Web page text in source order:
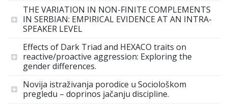
THE VARIATION IN NON-FINITE COMPLEMENTS
IN SERBIAN: EMPIRICAL EVIDENCE AT AN INTRA-
SPEAKER LEVEL
Effects of Dark Triad and HEXACO traits on
reactive/proactive aggression: Exploring the
gender differences.
Novija istraživanja porodice u Sociološkom
pregledu – doprinos jačanju discipline.